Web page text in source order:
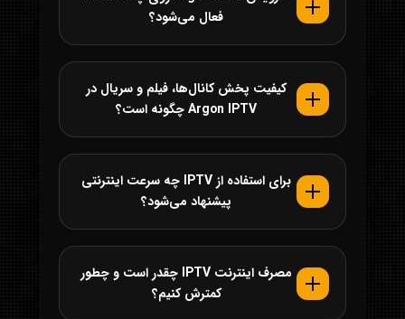
فعال می‌شود؟
کیفیت پخش کانال‌ها، فیلم و سریال در
Argon IPTV چگونه است؟
برای استفاده از IPTV چه سرعت اینترنتی
پیشنهاد می‌شود؟
مصرف اینترنت IPTV چقدر است و چطور
کمترش کنیم؟